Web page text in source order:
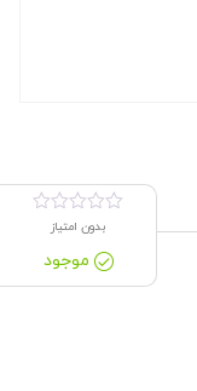
بدون امتیاز
موجود